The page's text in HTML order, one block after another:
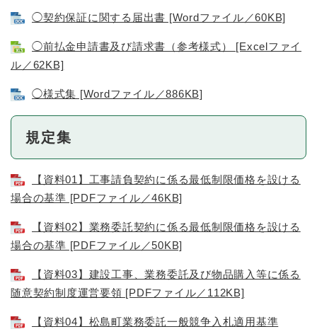
◯契約保証に関する届出書 [Wordファイル／60KB]
◯前払金申請書及び請求書（参考様式） [Excelファイ
ル／62KB]
◯様式集 [Wordファイル／886KB]
規定集
【資料01】工事請負契約に係る最低制限価格を設ける
場合の基準 [PDFファイル／46KB]
【資料02】業務委託契約に係る最低制限価格を設ける
場合の基準 [PDFファイル／50KB]
【資料03】建設工事、業務委託及び物品購入等に係る
随意契約制度運営要領 [PDFファイル／112KB]
【資料04】松島町業務委託一般競争入札適用基準